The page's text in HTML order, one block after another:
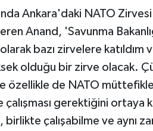
Ankara'daki NATO
Anand, 'Savunma
olarak bazı zirvelere
olduğu bir zirve olacak.
özellikle de NATO
çalışması gerektiğini ortaya
birlikte çalışabilme ve aynı